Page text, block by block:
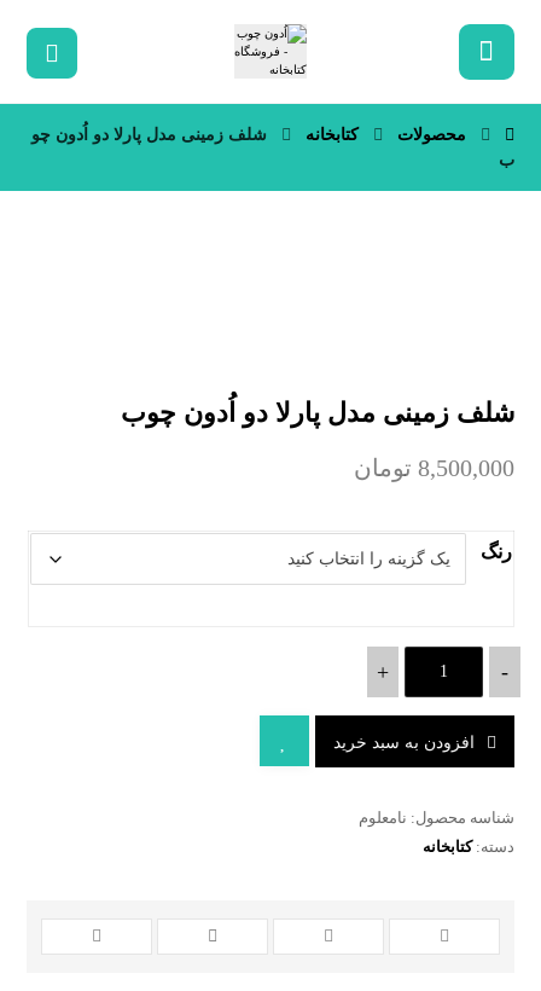
محصولات کتابخانه
شلف زمینی مدل پارلا دو اُدون چو
ب
شلف زمینی مدل پارلا دو اُدون چوب
8,500,000 تومان
رنگ
-
+
افزودن به سبد خرید
شناسه محصول: نامعلوم
دسته:کتابخانه